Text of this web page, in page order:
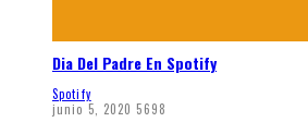
Dia Del Padre En Spotify
Spotify
junio 5, 2020 5698